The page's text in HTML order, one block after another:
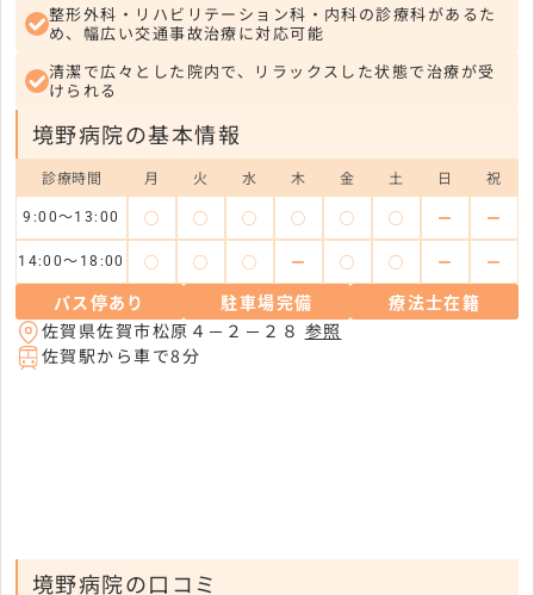
整形外科・リハビリテーション科・内科の診療科があるた
め、幅広い交通事故治療に対応可能
清潔で広々とした院内で、リラックスした状態で治療が受
けられる
境野病院の基本情報
診療時間 月 火 水 木 金 土 日 祝
9:00～13:00 ◯ ◯ ◯ ◯ ◯ ◯ ー ー
14:00～18:00 ◯ ◯ ◯ ー ◯ ◯ ー ー
バス停あり 駐車場完備
療法士在籍
佐賀県佐賀市松原４－２－２８ 参照
佐賀駅から車で8分
境野病院の口コミ